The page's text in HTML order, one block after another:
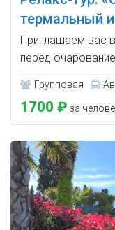
термальный
Приглашаем вас
перед
Групповая
1700 ₽ за